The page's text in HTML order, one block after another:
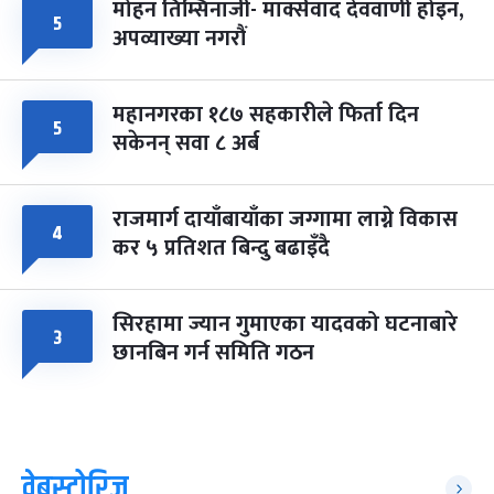
५ मोहन तिम्सिनाजी- मार्क्सवाद देववाणी होइन,
अपव्याख्या नगरौं
५ महानगरका १८७ सहकारीले फिर्ता दिन
सकेनन् सवा ८ अर्ब
४ राजमार्ग दायाँबायाँका जग्गामा लाग्ने विकास
कर ५ प्रतिशत बिन्दु बढाइँदै
३ सिरहामा ज्यान गुमाएका यादवको घटनाबारे
छानबिन गर्न समिति गठन